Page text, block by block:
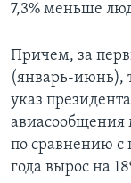
7,3% меньше
Причем, за
(январь-июнь),
указ
авиасообщения
по сравнению
года вырос на